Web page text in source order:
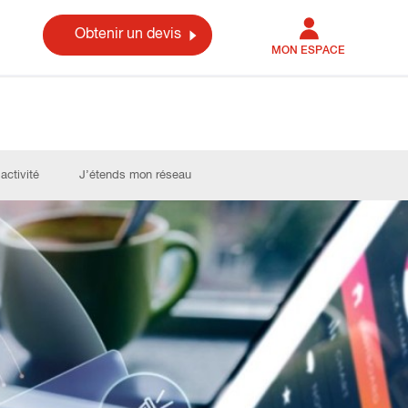
Obtenir un devis
MON ESPACE
J’étends mon réseau